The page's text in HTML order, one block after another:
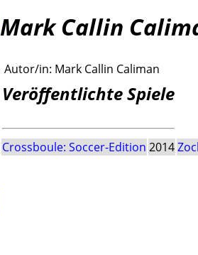
Mark Callin
Autor/in: Mark Callin Caliman
Veröffentlichte Spiele
Crossboule: Soccer-Edition 2014